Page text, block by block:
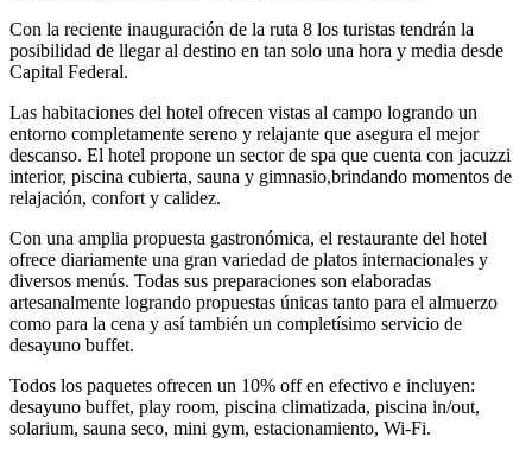
Con la reciente inauguración de la ruta 8 los turistas tendrán la
posibilidad de llegar al destino en tan solo una hora y media desde
Capital Federal.
Las habitaciones del hotel ofrecen vistas al campo logrando un
entorno completamente sereno y relajante que asegura el mejor
descanso. El hotel propone un sector de spa que cuenta con jacuzzi
interior, piscina cubierta, sauna y gimnasio,brindando momentos de
relajación, confort y calidez.
Con una amplia propuesta gastronómica, el restaurante del hotel
ofrece diariamente una gran variedad de platos internacionales y
diversos menús. Todas sus preparaciones son elaboradas
artesanalmente logrando propuestas únicas tanto para el almuerzo
como para la cena y así también un completísimo servicio de
desayuno buffet.
Todos los paquetes ofrecen un 10% off en efectivo e incluyen:
desayuno buffet, play room, piscina climatizada, piscina in/out,
solarium, sauna seco, mini gym, estacionamiento, Wi-Fi.